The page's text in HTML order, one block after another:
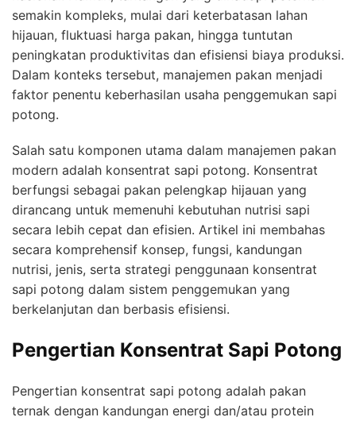
semakin kompleks, mulai dari keterbatasan lahan
hijauan, fluktuasi harga pakan, hingga tuntutan
peningkatan produktivitas dan efisiensi biaya produksi.
Dalam konteks tersebut, manajemen pakan menjadi
faktor penentu keberhasilan usaha penggemukan sapi
potong.
Salah satu komponen utama dalam manajemen pakan
modern adalah konsentrat sapi potong. Konsentrat
berfungsi sebagai pakan pelengkap hijauan yang
dirancang untuk memenuhi kebutuhan nutrisi sapi
secara lebih cepat dan efisien. Artikel ini membahas
secara komprehensif konsep, fungsi, kandungan
nutrisi, jenis, serta strategi penggunaan konsentrat
sapi potong dalam sistem penggemukan yang
berkelanjutan dan berbasis efisiensi.
Pengertian Konsentrat Sapi Potong
Pengertian konsentrat sapi potong adalah pakan
ternak dengan kandungan energi dan/atau protein